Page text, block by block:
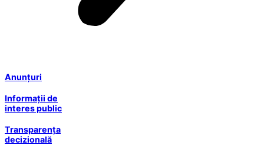
Anunțuri
Informații de
interes public
Transparența
decizională